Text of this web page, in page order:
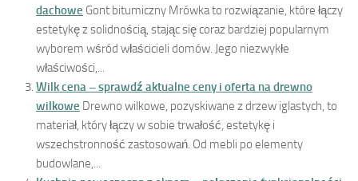
dachowe Gont bitumiczny Mrówka to rozwiązanie, które łączy
estetykę z solidnością, stając się coraz bardziej popularnym
wyborem wśród właścicieli domów. Jego niezwykłe
właściwości,...
Wilk cena – sprawdź aktualne ceny i oferta na drewno
wilkowe Drewno wilkowe, pozyskiwane z drzew iglastych, to
materiał, który łączy w sobie trwałość, estetykę i
wszechstronność zastosowań. Od mebli po elementy
budowlane,...